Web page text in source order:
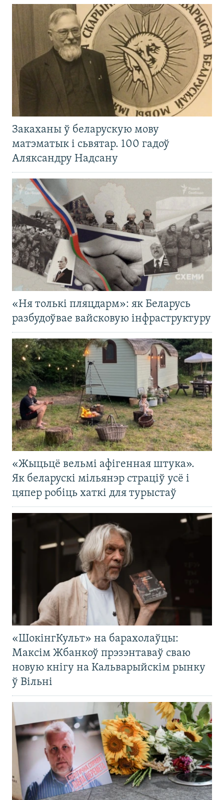
Закаханы ў беларускую мову
матэматык і сьвятар. 100 гадоў
Аляксандру Надсану
«Ня толькі пляцдарм»: як Беларусь
разбудоўвае вайсковую інфраструктуру
«Жыцьцё вельмі афігенная штука».
Як беларускі мільянэр страціў усё і
цяпер робіць хаткі для турыстаў
«ШокінгКульт» на барахолаўцы:
Максім Жбанкоў прэзэнтаваў сваю
новую кнігу на Кальварыйскім рынку
ў Вільні